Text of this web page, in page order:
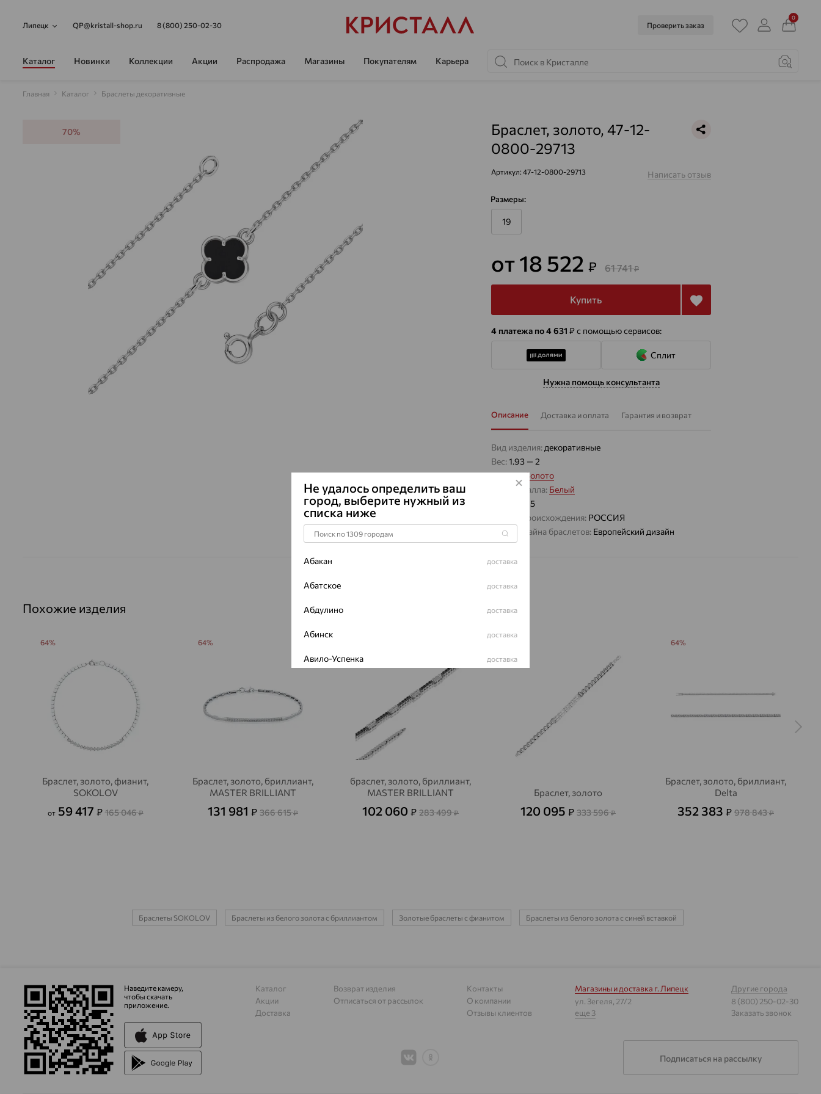
Липецк QP@kristall-shop.ru 8 (800) 250-02-30 Проверить заказ
0
Каталог Новинки Коллекции Акции Распродажа Магазины Покупателям Карьера
Главная Каталог Браслеты декоративные
70%
Браслет, золото, 47-12-
0800-29713
Артикул: 47-12-0800-29713 Написать отзыв
Размеры:
19
от 18 522 ₽ 61 741₽
Купить
4 платежа по 4 631 ₽с помощью сервисов:
Сплит
Нужна помощь консультанта
Описание Доставка и оплата Гарантия и возврат
Вид изделия: декоративные
Вес:1.93 — 2
Металл:Золото
Цвет металла: Белый
585
Страна происхождения: РОССИЯ
Виды дизайна браслетов: Европейский дизайн
Похожие изделия
Браслет, золото, фианит,
SOKOLOV
от 59 417 ₽ 165 046₽
64%
Браслет, золото, бриллиант,
MASTER BRILLIANT
131 981 ₽ 366 615₽
64%
браслет, золото, бриллиант,
MASTER BRILLIANT
102 060 ₽ 283 499₽
Браслет, золото
120 095 ₽ 333 596₽
Браслет, золото, бриллиант,
Delta
352 383 ₽ 978 843₽
64%
Браслеты SOKOLOV Браслеты из белого золота с бриллиантом Золотые браслеты с фианитом Браслеты из белого золота с синей вставкой
Наведите камеру,
чтобы скачать
приложение.
Каталог
Акции
Доставка
Возврат изделия
Отписаться от рассылок
Контакты
О компании
Отзывы клиентов
Магазины и доставка г. Липецк
ул. Зегеля, 27/2
еще 3
Другие города
8 (800) 250-02-30
Заказать звонок
Подписаться на рассылку
Не удалось определить ваш
город, выберите нужный из
списка ниже
Абакан доставка
Абатское доставка
Абдулино доставка
Абинск доставка
Авило-Успенка доставка
доставка
Агрыз
Актюбинский, Азнакаевский район доставка
Алатырь